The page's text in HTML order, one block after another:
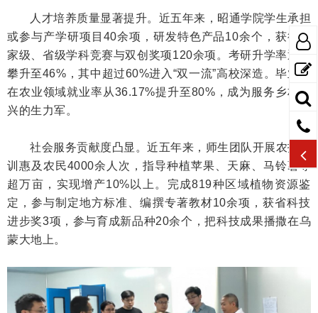
人才培养质量显著提升。近五年来，昭通学院学生承担
或参与产学研项目40余项，研发特色产品10余个，获得国
家级、省级学科竞赛与双创奖项120余项。考研升学率逐年
攀升至46%，其中超过60%进入“双一流”高校深造。毕业生
在农业领域就业率从36.17%提升至80%，成为服务乡村振
兴的生力军。
社会服务贡献度凸显。近五年来，师生团队开展农技培
训惠及农民4000余人次，指导种植苹果、天麻、马铃薯等
超万亩，实现增产10%以上。完成819种区域植物资源鉴
定，参与制定地方标准、编撰专著教材10余项，获省科技
进步奖3项，参与育成新品种20余个，把科技成果播撒在乌
蒙大地上。